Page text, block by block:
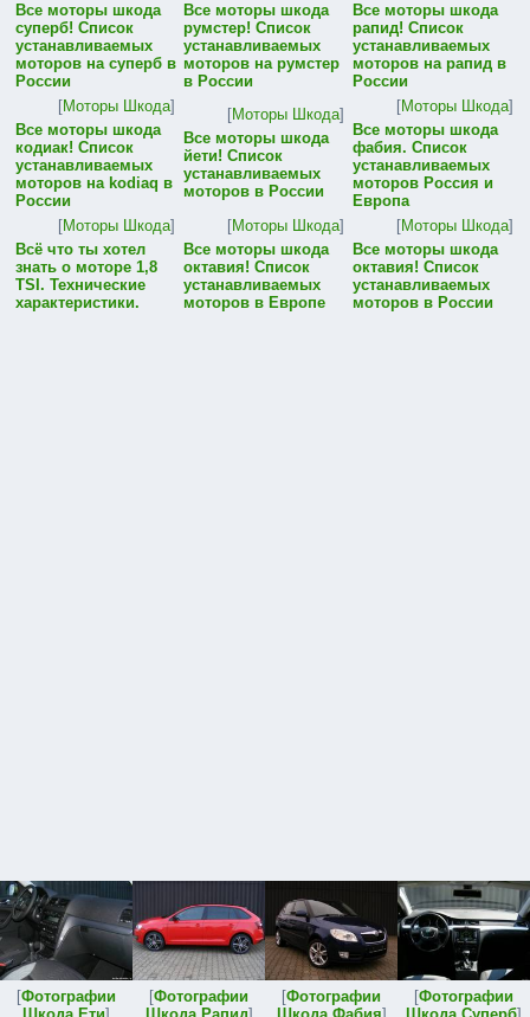
Все моторы шкода
суперб! Список
устанавливаемых
моторов на суперб в
России
Все моторы шкода
румстер! Список
устанавливаемых
моторов на румстер
в России
Все моторы шкода
рапид! Список
устанавливаемых
моторов на рапид в
России
[Моторы Шкода]
Все моторы шкода
кодиак! Список
устанавливаемых
моторов на kodiaq в
России
[Моторы Шкода]
Все моторы шкода
йети! Список
устанавливаемых
моторов в России
[Моторы Шкода]
Все моторы шкода
фабия. Список
устанавливаемых
моторов Россия и
Европа
[Моторы Шкода]
Всё что ты хотел
знать о моторе 1,8
TSI. Технические
характеристики.
[Моторы Шкода]
Все моторы шкода
октавия! Список
устанавливаемых
моторов в Европе
[Моторы Шкода]
Все моторы шкода
октавия! Список
устанавливаемых
моторов в России
[Фотографии
[Фотографии
[Фотографии
[Фотографии